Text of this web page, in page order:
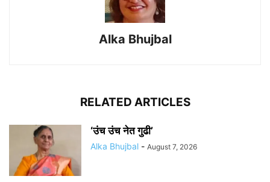
Alka Bhujbal
RELATED ARTICLES
‘उंच उंच नेत गुढी’
Alka Bhujbal - August 7, 2026